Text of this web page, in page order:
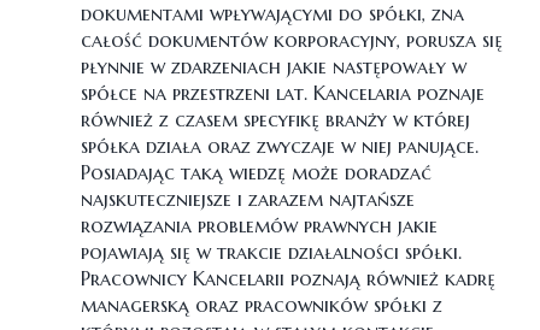
dokumentami wpływającymi do spółki, zna
całość dokumentów korporacyjny, porusza się
płynnie w zdarzeniach jakie następowały w
spółce na przestrzeni lat. Kancelaria poznaje
również z czasem specyfikę branży w której
spółka działa oraz zwyczaje w niej panujące.
Posiadając taką wiedzę może doradzać
najskuteczniejsze i zarazem najtańsze
rozwiązania problemów prawnych jakie
pojawiają się w trakcie działalności spółki.
Pracownicy Kancelarii poznają również kadrę
managerską oraz pracowników spółki z